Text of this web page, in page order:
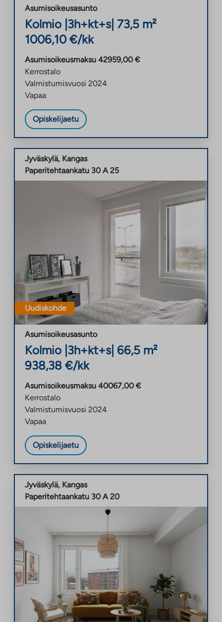
Asumisoikeusasunto
Kolmio 3h+kt+s| 73,5 m²
1006,10 €/kk
Asumisoikeusmaksu 42959,00 €
Kerrostalo
Valmistumisvuosi 2024
Vapaa
Opiskelijaetu
Jyväskylä, Kangas
Paperitehtaankatu 30 A 25
Uudiskohde
Asumisoikeusasunto
Kolmio 3h+kt+s| 66,5 m²
938,38 €/kk
Asumisoikeusmaksu 40067,00 €
Kerrostalo
Valmistumisvuosi 2024
Vapaa
Opiskelijaetu
Jyväskylä, Kangas
Paperitehtaankatu 30 A 20